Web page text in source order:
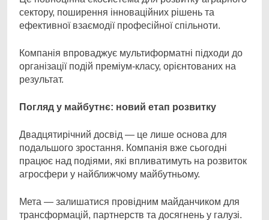
сектору, поширення інноваційних рішень та
ефективної взаємодії професійної спільноти.
Компанія впроваджує мультиформатні підходи до
організації подій преміум-класу, орієнтованих на
результат.
Погляд у майбутнє: новий етап розвитку
Двадцятирічний досвід — це лише основа для
подальшого зростання. Компанія вже сьогодні
працює над подіями, які впливатимуть на розвиток
агросфери у найближчому майбутньому.
Мета — залишатися провідним майданчиком для
трансформацій, партнерств та досягнень у галузі.